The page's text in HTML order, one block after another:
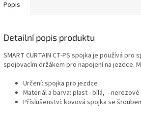
Popis
Detailní popis produktu
SMART CURTAIN CT-PS spojka je používá
spojovacím držákem pro napojení na jezdce.
Určení: spojka pro jezdce
Materiál a barva: plast - bílá, - nerezové
Příslušenství: kovová spojka se